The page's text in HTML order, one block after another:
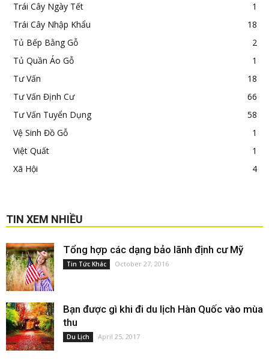
Trái Cây Ngày Tết
1
Trái Cây Nhập Khẩu
18
Tủ Bếp Bằng Gỗ
2
Tủ Quần Áo Gỗ
1
Tư Vấn
18
Tư Vấn Định Cư
66
Tư Vấn Tuyển Dụng
58
Vệ Sinh Đồ Gỗ
1
Việt Quất
1
Xã Hội
4
TIN XEM NHIỀU
Tổng hợp các dạng bảo lãnh định cư Mỹ
Tin Tức Khác October 27, 2016
Bạn được gì khi đi du lịch Hàn Quốc vào mùa
thu
Du Lịch April 25, 2017